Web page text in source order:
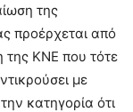
της
προέρχεται από
της ΚΝΕ που τότε
με
κατηγορία ότι